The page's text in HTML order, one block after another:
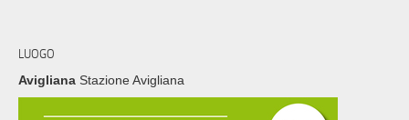
LUOGO
Avigliana Stazione Avigliana